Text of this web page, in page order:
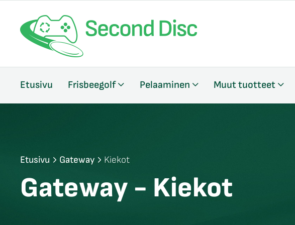
Etusivu Frisbeegolf Pelaaminen Muut tuotteet
Etusivu Gateway Kiekot
Gateway - Kiekot
sulje
sulje